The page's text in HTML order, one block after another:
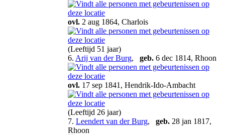
ovl. 2 aug 1864, Charlois
(Leeftijd 51 jaar)
6. Arij van der Burg, geb. 6 dec 1814, Rhoon
ovl. 17 sep 1841, Hendrik-Ido-Ambacht
(Leeftijd 26 jaar)
7. Leendert van der Burg, geb. 28 jan 1817,
Rhoon